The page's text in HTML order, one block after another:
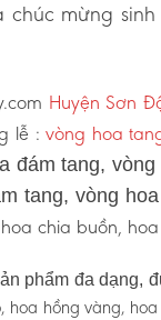
chúc mừng
Huyện Sơn
lễ :vòng hoa
đám tang,
tang, vòng
chia buồn,
phẩm đa dạng,
hoa hồng vàng,